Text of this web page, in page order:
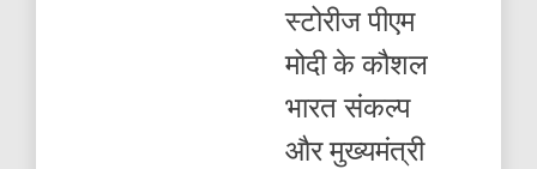
स्टोरीज पीएम
मोदी के कौशल
भारत संकल्प
और मुख्यमंत्री